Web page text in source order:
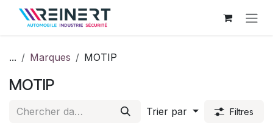
Se rendre au contenu
... Marques MOTIP
MOTIP
Trier par Filtres